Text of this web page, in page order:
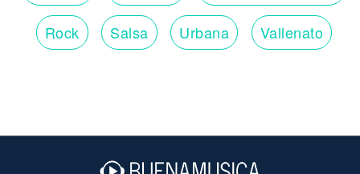
Rock Salsa Urbana Vallenato